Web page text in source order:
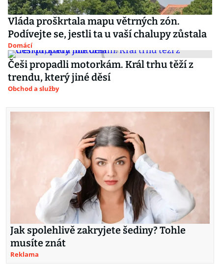
Vláda proškrtala mapu větrných zón.
Podívejte se, jestli ta u vaší chalupy zůstala
Domácí
Češi propadli motorkám. Král trhu těží z
trendu, který jiné děsí
Obchod a služby
Jak spolehlivě zakryjete šediny? Tohle
musíte znát
Reklama